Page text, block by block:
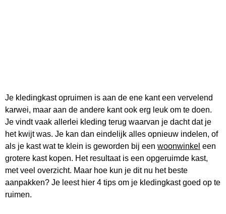
Je kledingkast opruimen is aan de ene kant een vervelend
karwei, maar aan de andere kant ook erg leuk om te doen.
Je vindt vaak allerlei kleding terug waarvan je dacht dat je
het kwijt was. Je kan dan eindelijk alles opnieuw indelen, of
als je kast wat te klein is geworden bij een woonwinkel een
grotere kast kopen. Het resultaat is een opgeruimde kast,
met veel overzicht. Maar hoe kun je dit nu het beste
aanpakken? Je leest hier 4 tips om je kledingkast goed op te
ruimen.